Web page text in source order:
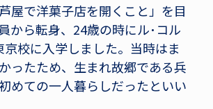
屋で洋菓子店を開くこと」を目
から転身、24歳の時にル･コル
京校に入学しました。当時はま
ったため、生まれ故郷である兵
めての一人暮らしだったといい